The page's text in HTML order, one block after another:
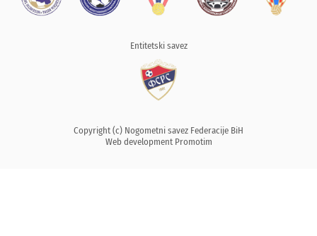
Entitetski savez
Copyright (c) Nogometni savez Federacije BiH
Web development Promotim